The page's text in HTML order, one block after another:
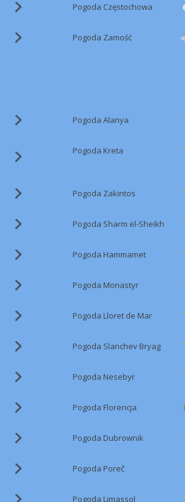
Pogoda Częstochowa
Pogoda Zamość
Pogoda Alanya
Pogoda Kreta
Pogoda Zakintos
Pogoda Sharm el-Sheikh
Pogoda Hammamet
Pogoda Monastyr
Pogoda Lloret de Mar
Pogoda Slanchev Bryag
Pogoda Nesebyr
Pogoda Florencja
Pogoda Dubrownik
Pogoda Poreč
Pogoda Limassol